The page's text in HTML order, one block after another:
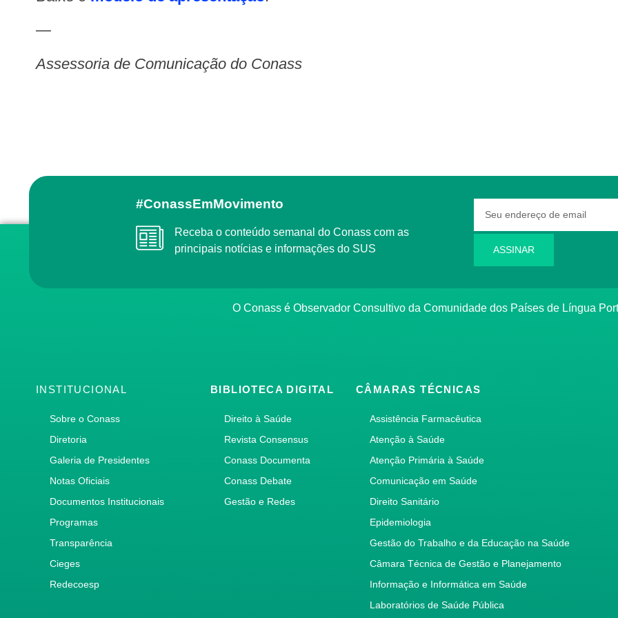
—
Assessoria de Comunicação do Conass
#ConassEmMovimento
Receba o conteúdo semanal do Conass com as
principais notícias e informações do SUS
ASSINAR
O Conass é Observador Consultivo da Comunidade dos Países de Língua
INSTITUCIONAL
Sobre o Conass
Diretoria
Galeria de Presidentes
Notas Oficiais
Documentos Institucionais
Programas
Transparência
Cieges
Redecoesp
BIBLIOTECA DIGITAL
Direito à Saúde
Revista Consensus
Conass Documenta
Conass Debate
Gestão e Redes
CÂMARAS TÉCNICAS
Assistência Farmacêutica
Atenção à Saúde
Atenção Primária à Saúde
Comunicação em Saúde
Direito Sanitário
Epidemiologia
Gestão do Trabalho e da Educação na Saúde
Câmara Técnica de Gestão e Planejamento
Informação e Informática em Saúde
Laboratórios de Saúde Pública